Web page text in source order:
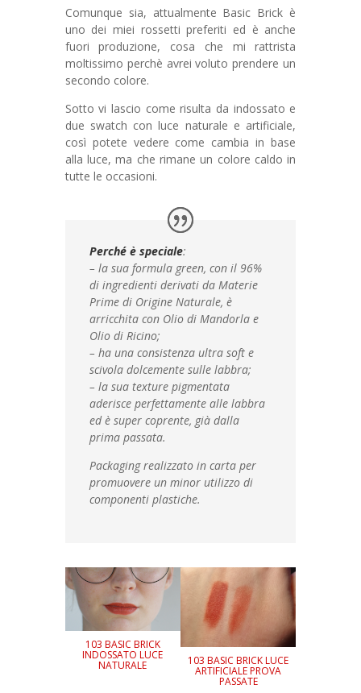
Comunque sia, attualmente Basic Brick è
uno dei miei rossetti preferiti ed è anche
fuori produzione, cosa che mi rattrista
moltissimo perchè avrei voluto prendere un
secondo colore.
Sotto vi lascio come risulta da indossato e
due swatch con luce naturale e artificiale,
così potete vedere come cambia in base
alla luce, ma che rimane un colore caldo in
tutte le occasioni.
Perché è speciale:
– la sua formula green, con il 96%
di ingredienti derivati da Materie
Prime di Origine Naturale, è
arricchita con Olio di Mandorla e
Olio di Ricino;
– ha una consistenza ultra soft e
scivola dolcemente sulle labbra;
– la sua texture pigmentata
aderisce perfettamente alle labbra
ed è super coprente, già dalla
prima passata.
Packaging realizzato in carta per
promuovere un minor utilizzo di
componenti plastiche.
103 BASIC BRICK
INDOSSATO LUCE
NATURALE 103 BASIC BRICK LUCE
ARTIFICIALE PROVA
PASSATE